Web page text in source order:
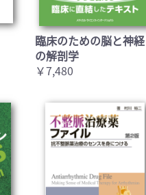
臨床のための脳と神経
の解剖学
￥7,480